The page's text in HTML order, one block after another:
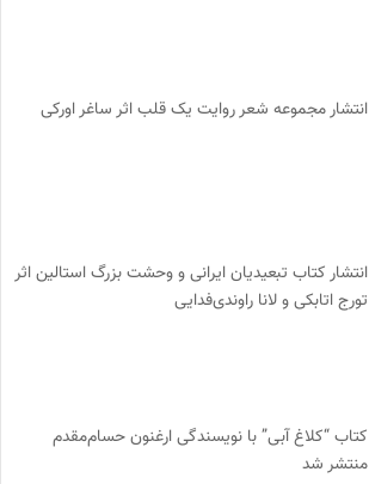
انتشار مجموعه شعر روایت یک قلب اثر ساغر اورکی
انتشار کتاب تبعیدیان ایرانی و وحشت بزرگ استالین اثر
تورج اتابکی و لانا راوندی‌فدایی
کتاب “کلاغ آبی” با نویسندگی ارغنون حسام‌مقدم
منتشر شد